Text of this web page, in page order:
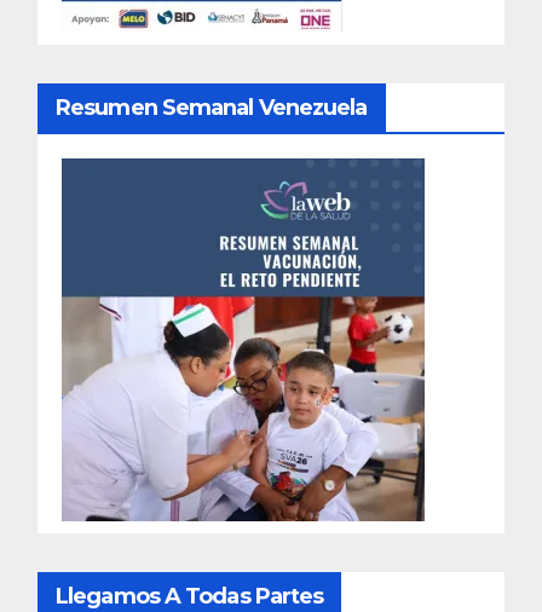
Resumen Semanal Venezuela
Llegamos A Todas Partes